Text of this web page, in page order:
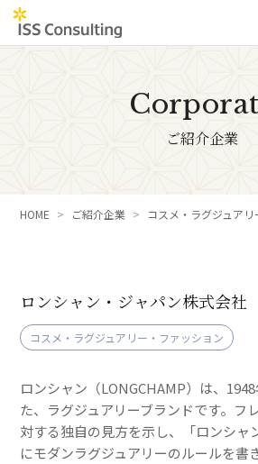
ご紹介企業
HOME ご紹介企業 コスメ・ラグジュア
ロンシャン・ジャパン株式会社
コスメ・ラグジュアリー・ファッション
ロンシャン（LONGCHAMP）は、
た、ラグジュアリーブランドです。フ
対する独自の見方を示し、「ロンシャ
にモダンラグジュアリーのルールを書